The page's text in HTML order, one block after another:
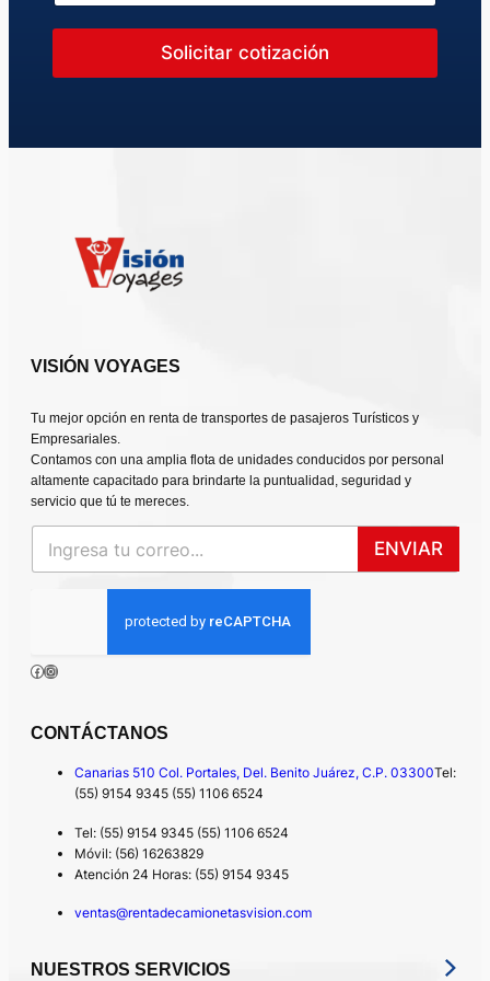
E
m
e
o
Solicitar cotización
VISIÓN VOYAGES
Tu mejor opción en renta de transportes de pasajeros Turísticos y
Empresariales.
Contamos con una amplia flota de unidades conducidos por personal
altamente capacitado para brindarte la puntualidad, seguridad y
servicio que tú te mereces.
ENVIAR
SÍGUENOS EN:
Facebook Instagram
CONTÁCTANOS
Canarias 510 Col. Portales, Del. Benito Juárez, C.P. 03300Tel:
(55) 9154 9345 (55) 1106 6524
Tel: (55) 9154 9345 (55) 1106 6524
Móvil: (56) 16263829
Atención 24 Horas: (55) 9154 9345
ventas@rentadecamionetasvision.com
NUESTROS SERVICIOS